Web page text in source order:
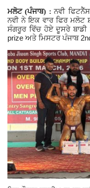
History of Malout
Giddarbaha
Railway Time Table
Lambi
Sri Muktsar Sahib
Punjab
Life & Style
ਮਲੋਟ (ਪੰਜਾਬ) : ਨਵੀ
ਨਵੀ ਨੇ ਇਕ ਵਾਰ ਫਿਰ ਮਲੋਟ
ਸੰਗਰੂਰ ਵਿੱਚ ਹੋਏ ਦੂਸਰੇ
prize ਅਤੇ ਮਿਸਟਰ ਪੰਜਾਬ